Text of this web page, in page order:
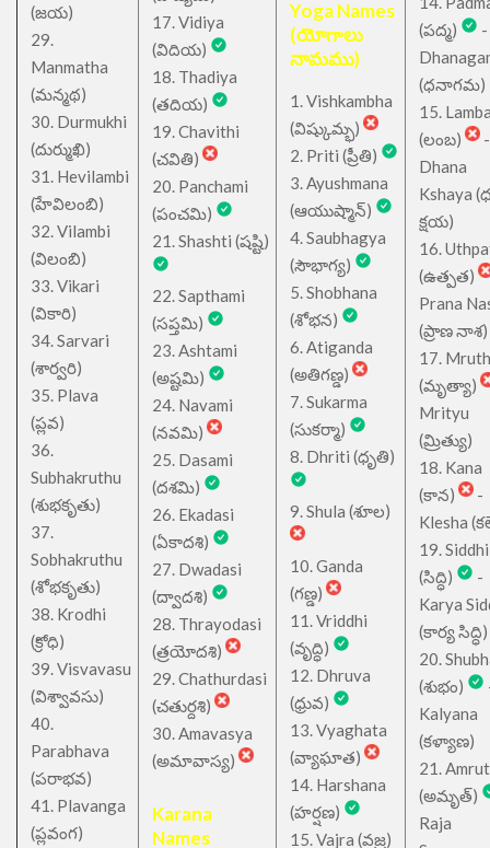
(జయ)
29.
Manmatha
(మన్మథ)
30. Durmukhi
(దుర్ముఖి)
31. Hevilambi
(హేవిలంబి)
32. Vilambi
(విలంబి)
33. Vikari
(వికారి)
34. Sarvari
(శార్వరి)
35. Plava
(ప్లవ)
36.
Subhakruthu
(శుభకృతు)
37.
Sobhakruthu
(శోభకృతు)
38. Krodhi
(క్రోధి)
39. Visvavasu
(విశ్వావసు)
40.
Parabhava
(పరాభవ)
41. Plavanga
(ప్లవంగ)
17. Vidiya
(విదియ)
18. Thadiya
(తదియ)
19. Chavithi
(చవితి)
20. Panchami
(పంచమి)
21. Shashti (షష్టి)
22. Sapthami
(సప్తమి)
23. Ashtami
(అష్టమి)
24. Navami
(నవమి)
25. Dasami
(దశమి)
26. Ekadasi
(ఏకాదశి)
27. Dwadasi
(ద్వాదశి)
28. Thrayodasi
(త్రయోదశి)
29. Chathurdasi
(చతుర్దశి)
30. Amavasya
(అమావాస్య)
Karana
Names
Yoga Names
(యోగాలు
నామము)
1. Vishkambha
(విష్కుమ్భ)
2. Priti (ప్రీతి)
3. Ayushmana
(ఆయుష్మాన్)
4. Saubhagya
(సౌభాగ్య)
5. Shobhana
(శోభన)
6. Atiganda
(అతిగణ్డ)
7. Sukarma
(సుకర్మా)
8. Dhriti (ధృతి)
9. Shula (శూల)
10. Ganda
(గణ్డ)
11. Vriddhi
(వృద్ధి)
12. Dhruva
(ధ్రువ)
13. Vyaghata
(వ్యాఘాత)
14. Harshana
(హర్షణ)
15. Vajra (వజ్ర)
(పద్మ)
-
(ధనాగమ)
15.
(లంబ)
-
Dhana
Kshaya
క్షయ)
16.
(ఉత్పత)
Prana
(ప్రాణ నాశ)
17.
(మృత్యా)
Mrityu
(మ్రిత్యు)
18. Kana
(కాన)
-
Klesha
19. Siddhi
(సిద్ధి)
-
Karya
(కార్య సిద్ధి)
20.
(శుభం)
Kalyana
(కళ్యాణ)
21.
(అమృత్)
Raja